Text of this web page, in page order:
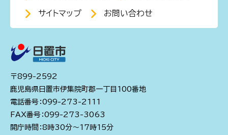
サイトマップ お問い合わせ
〒899-2592
鹿児島県日置市伊集院町郡一丁目100番地
電話番号：099-273-2111
FAX番号：099-273-3063
開庁時間：8時30分～17時15分